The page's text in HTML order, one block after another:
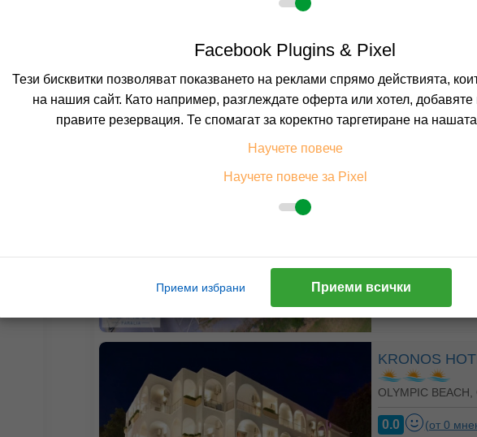
На изплащане с
Пълно описание
OLYMPIC
На изплащане с
Пълно описание
KRONOS
OLYMPIC
0.0 (от 0
Facebook Plugins & Pixel
Тези бисквитки позволяват показването на реклами спрямо действията,
на нашия сайт. Като например, разглеждате оферта или хотел, добавяте
правите резервация. Те спомагат за коректно таргетиране на
Научете повече
Научете повече за Pixel
Приеми избрани Приеми всички